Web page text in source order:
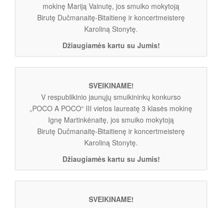
mokinę Mariją Vainutę, jos smuiko mokytoją
Birutę Dučmanaitę-Bitaitienę ir koncertmeisterę
Karoliną Stonytę.
Džiaugiamės kartu su Jumis!
SVEIKINAME!
V respublikinio jaunųjų smuikininkų konkurso
„POCO A POCO“ III vietos laureatę 3 klasės mokinę
Ignę Martinkėnaitę, jos smuiko mokytoją
Birutę Dučmanaitę-Bitaitienę ir koncertmeisterę
Karoliną Stonytę.
Džiaugiamės kartu su Jumis!
SVEIKINAME!